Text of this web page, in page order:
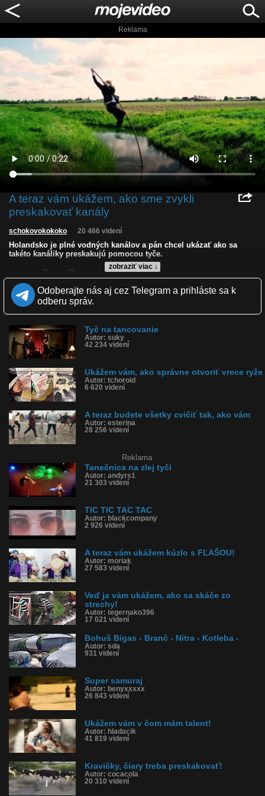
Reklama
A teraz vám ukážem, ako sme zvykli
preskakovať kanály
zobraziť viac ↓
schokovokokoko 20 466 videní
Holandsko je plné vodných kanálov a pán chcel ukázať ako sa
takéto kanáliky preskakujú pomocou tyče.
Zverejnené: 9.6.2019 11:49
Páči sa: 99% (71 hlasov)
Obľúbené: 38
Kategória: ľudia
Tagy: tyč, fail, pád, kanál, stoka, holandsko
História sledovanosti videa:
Odoberajte nás aj cez Telegram a prihláste sa k
odberu správ.
Tyč na tancovanie
Autor: suky
42 234 videní
Ukážem vám, ako správne otvoriť vrece ryže
Autor: tchoroid
6 620 videní
A teraz budete všetky cvičiť tak, ako vám
Autor: esterina
28 256 videní
Reklama
Tanečnica na zlej tyči
Autor: andyrs1
21 303 videní
TIC TIC TAC TAC
Autor: blackcompany
2 926 videní
A teraz vám ukážem kúzlo s FĽAŠOU!
Autor: moriak
27 583 videní
Veď ja vám ukážem, ako sa skáče zo
strechy!
Autor: tegernako396
17 021 videní
Bohuš Bigas - Branč - Nitra - Kotleba -
Autor: sda
931 videní
Super samuraj
Autor: benyxxxxx
26 843 videní
Ukážem vám v čom mám talent!
Autor: hladacik
41 819 videní
Kravičky, čiary treba preskakovať!
Autor: cocacola
20 310 videní